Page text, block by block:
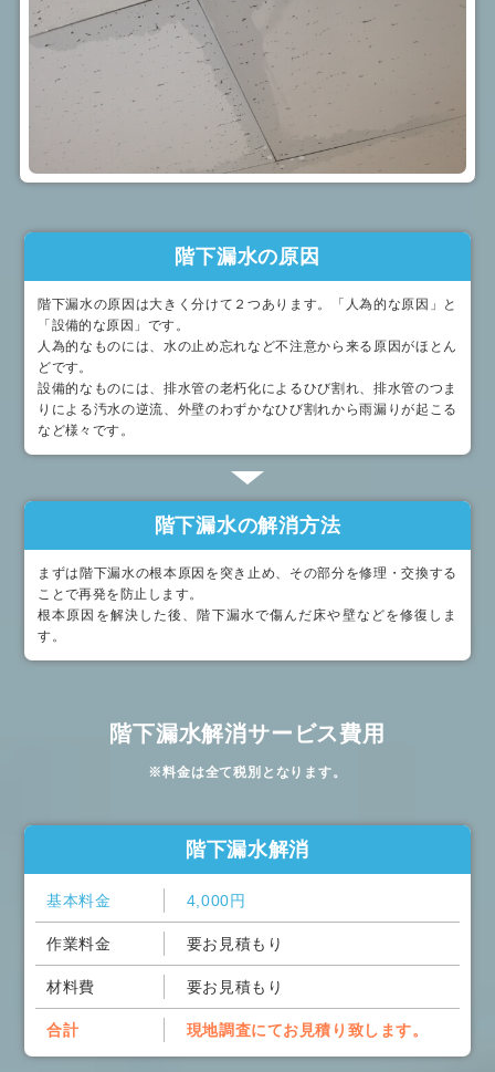
階下漏水の原因
階下漏水の原因は大きく分けて２つあります。「人為的な原因」と
「設備的な原因」です。
人為的なものには、水の止め忘れなど不注意から来る原因がほとん
どです。
設備的なものには、排水管の老朽化によるひび割れ、排水管のつま
りによる汚水の逆流、外壁のわずかなひび割れから雨漏りが起こる
など様々です。
階下漏水の解消方法
まずは階下漏水の根本原因を突き止め、その部分を修理・交換する
ことで再発を防止します。
根本原因を解決した後、階下漏水で傷んだ床や壁などを修復しま
す。
階下漏水解消サービス費用
※料金は全て税別となります。
階下漏水解消
基本料金 4,000円
作業料金 要お見積もり
材料費 要お見積もり
合計 現地調査にてお見積り致します。